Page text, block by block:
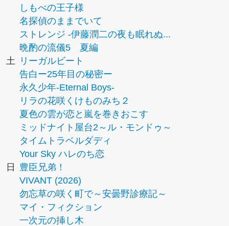
しもべの王子様
名探偵のままでいて
ストレンジ -伊藤潤二の夜も眠れぬ...
晩酌の流儀5 夏編
土
リーガルビート
告白ー25年目の秘密ー
永久少年-Eternal Boys-
リラの花咲くけものみち２
夏色の雲が恋と嵐を巻きおこす
ミッドナイト屋台2～ル・モンドゥ～
タイムトラベルダディ
Your Sky ハレのち恋
日
豊臣兄弟！
VIVANT (2026)
勿忘草の咲く町で～安曇野診療記～
マイ・フィクション
一次元の挿し木